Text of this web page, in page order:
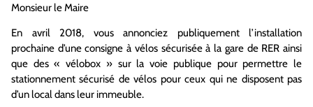
Monsieur le Maire
En avril 2018, vous annonciez publiquement l’installation
prochaine d’une consigne à vélos sécurisée à la gare de RER ainsi
que des « vélobox » sur la voie publique pour permettre le
stationnement sécurisé de vélos pour ceux qui ne disposent pas
d’un local dans leur immeuble.